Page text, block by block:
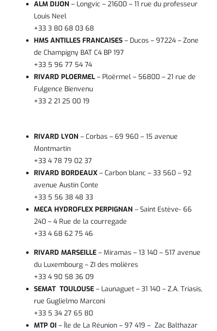
ALM DIJON – Longvic – 21600 – 11 rue du professeur
Louis Neel
+33 3 80 68 03 68
HMS ANTILLES FRANCAISES – Ducos – 97224 – Zone
de Champigny BAT C4 BP 197
+33 5 96 77 54 74
RIVARD PLOERMEL– Ploërmel – 56800 – 21 rue de
Fulgence Bienvenu
+33 2 21 25 00 19
RIVARD LYON – Corbas – 69 960 – 15 avenue
Montmartin
+33 4 78 79 02 37
RIVARD BORDEAUX – Carbon blanc – 33 560 – 92
avenue Austin Conte
+33 5 56 38 48 33
MECA HYDROFLEX PERPIGNAN – Saint Estève- 66
240 – 4 Rue de la courregade
+33 4 68 62 75 46
RIVARD MARSEILLE – Miramas – 13 140 – 517 avenue
du Luxembourg – ZI des molières
+33 4 90 58 36 09
SEMAT TOULOUSE – Launaguet – 31 140 – Z.A. Triasis,
rue Guglielmo Marconi
+33 5 34 27 65 80
MTP OI – Île de La Réunion – 97 419 – Zac Balthazar